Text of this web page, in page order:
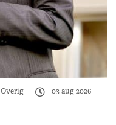
Overig
03 aug 2026